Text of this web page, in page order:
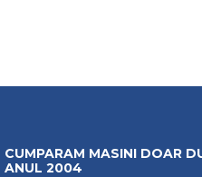
CUMPARAM MASINI DOAR
ANUL 2004